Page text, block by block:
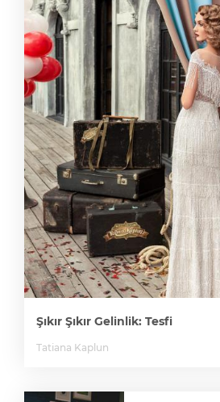
Şıkır Şıkır Gelinlik: Tesfi
Tatiana Kaplun